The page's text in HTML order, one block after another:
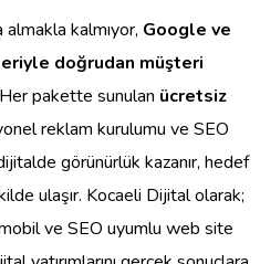
almakla kalmıyor, Google ve
doğrudan müşteri
pakette sunulan ücretsiz
reklam kurulumu ve SEO
görünürlük kazanır, hedef
ulaşır. Kocaeli Dijital olarak;
ve SEO uyumlu web site